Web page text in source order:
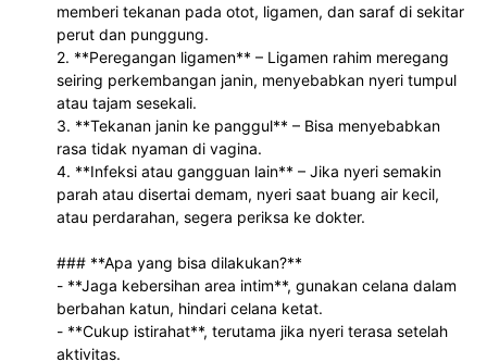
memberi tekanan pada otot, ligamen, dan saraf di sekitar
perut dan punggung.
2. **Peregangan ligamen** – Ligamen rahim meregang
seiring perkembangan janin, menyebabkan nyeri tumpul
atau tajam sesekali.
3. **Tekanan janin ke panggul** – Bisa menyebabkan
rasa tidak nyaman di vagina.
4. **Infeksi atau gangguan lain** – Jika nyeri semakin
parah atau disertai demam, nyeri saat buang air kecil,
atau perdarahan, segera periksa ke dokter.
### **Apa yang bisa dilakukan?**
- **Jaga kebersihan area intim**, gunakan celana dalam
berbahan katun, hindari celana ketat.
- **Cukup istirahat**, terutama jika nyeri terasa setelah
aktivitas.